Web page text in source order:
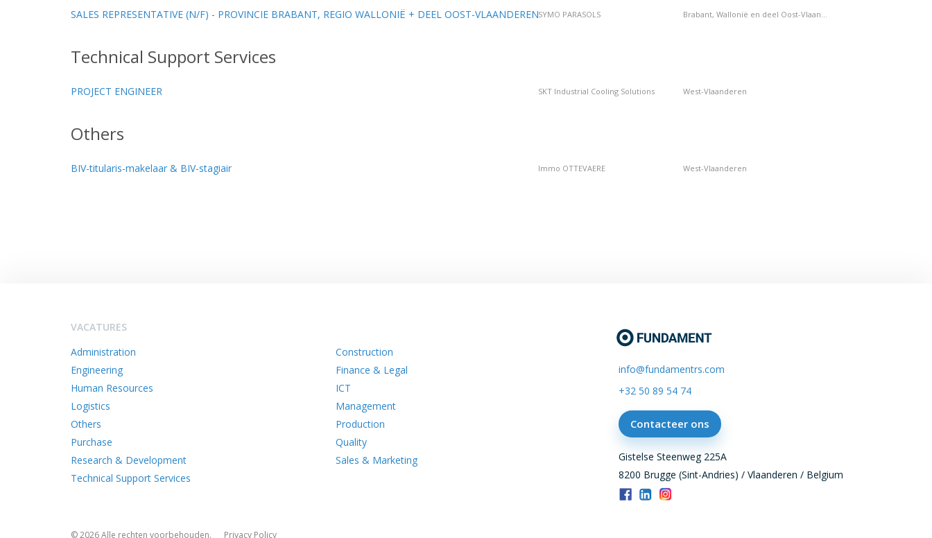
SALES REPRESENTATIVE (N/F) - PROVINCIE BRABANT, REGIO WALLONIË + DEEL OOST-VLAANDERENSYMO PARASOLS Brabant, Wallonië en deel Oost-Vlaanderen
Technical Support Services
PROJECT ENGINEER SKT Industrial Cooling Solutions West-Vlaanderen
Others
BIV-titularis-makelaar & BIV-stagiair Immo OTTEVAERE West-Vlaanderen
VACATURES
Administration
Construction
Engineering
Finance & Legal
Human Resources
ICT
Logistics
Management
Others
Production
Purchase
Quality
Research & Development
Sales & Marketing
Technical Support Services
info@fundamentrs.com
+32 50 89 54 74
Contacteer ons
Gistelse Steenweg 225A
8200 Brugge (Sint-Andries) / Vlaanderen / Belgium
© 2026 Alle rechten voorbehouden. Privacy Policy